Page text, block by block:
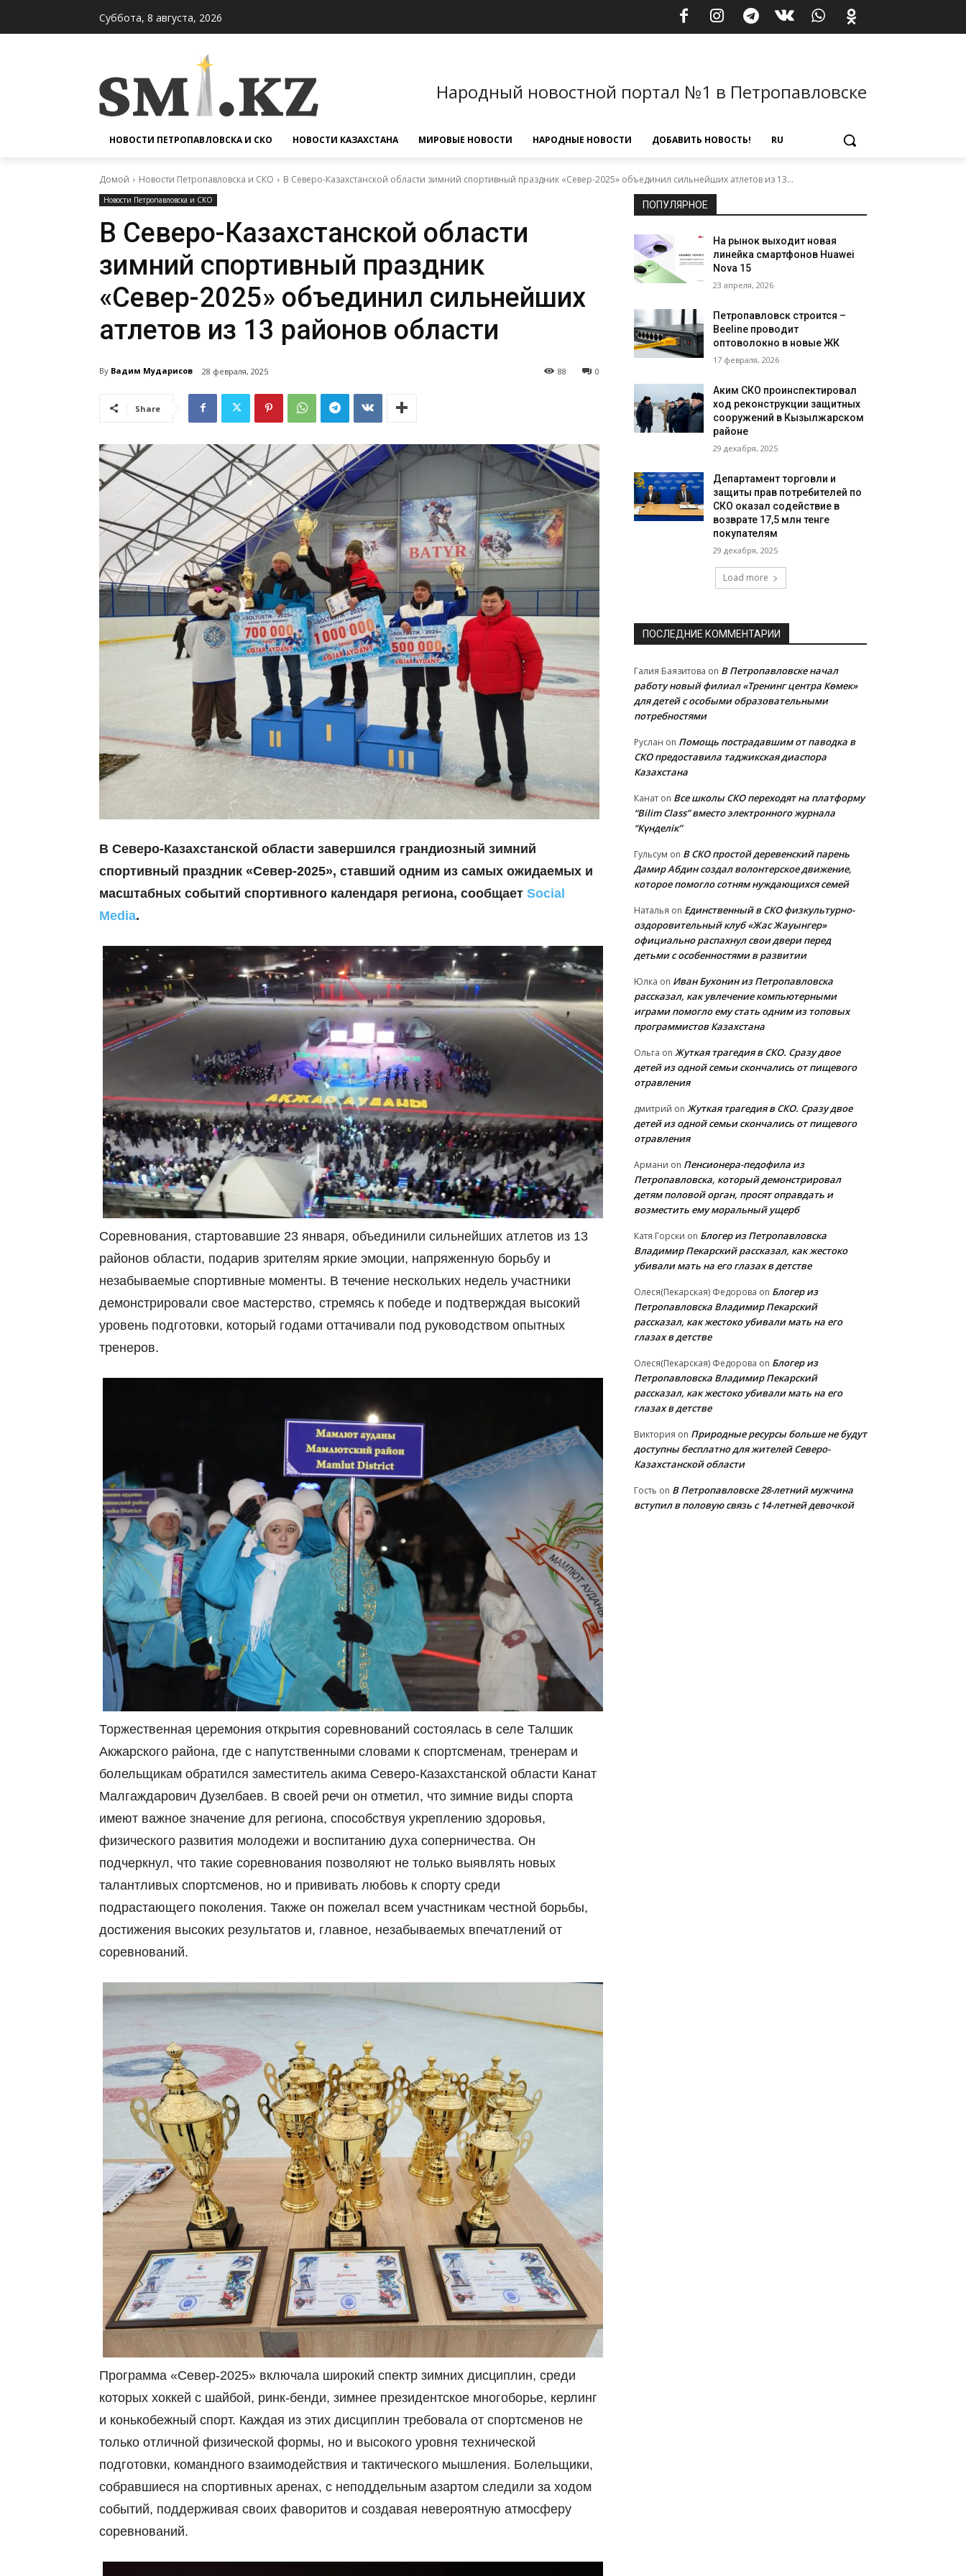
Суббота, 8 августа, 2026
Народный новостной портал №1 в Петропавловске
НОВОСТИ ПЕТРОПАВЛОВСКА И СКО НОВОСТИ КАЗАХСТАНА МИРОВЫЕ НОВОСТИ НАРОДНЫЕ НОВОСТИ ДОБАВИТЬ НОВОСТЬ! RU
Домой Новости Петропавловска и СКО В Северо-Казахстанской области зимний спортивный праздник «Север-2025» объединил сильнейших атлетов из 13...
Новости Петропавловска и СКО
В Северо-Казахстанской области
зимний спортивный праздник
«Север-2025» объединил сильнейших
атлетов из 13 районов области
By Вадим Мударисов 28 февраля, 2025 0
88
Share
В Северо-Казахстанской области завершился грандиозный зимний
спортивный праздник «Север-2025», ставший одним из самых ожидаемых и
масштабных событий спортивного календаря региона, сообщает Social
Media.
Соревнования, стартовавшие 23 января, объединили сильнейших атлетов из 13
районов области, подарив зрителям яркие эмоции, напряженную борьбу и
незабываемые спортивные моменты. В течение нескольких недель участники
демонстрировали свое мастерство, стремясь к победе и подтверждая высокий
уровень подготовки, который годами оттачивали под руководством опытных
тренеров.
Торжественная церемония открытия соревнований состоялась в селе Талшик
Акжарского района, где с напутственными словами к спортсменам, тренерам и
болельщикам обратился заместитель акима Северо-Казахстанской области Канат
Малгаждарович Дузелбаев. В своей речи он отметил, что зимние виды спорта
имеют важное значение для региона, способствуя укреплению здоровья,
физического развития молодежи и воспитанию духа соперничества. Он
подчеркнул, что такие соревнования позволяют не только выявлять новых
талантливых спортсменов, но и прививать любовь к спорту среди
подрастающего поколения. Также он пожелал всем участникам честной борьбы,
достижения высоких результатов и, главное, незабываемых впечатлений от
соревнований.
Программа «Север-2025» включала широкий спектр зимних дисциплин, среди
которых хоккей с шайбой, ринк-бенди, зимнее президентское многоборье, керлинг
и конькобежный спорт. Каждая из этих дисциплин требовала от спортсменов не
только отличной физической формы, но и высокого уровня технической
подготовки, командного взаимодействия и тактического мышления. Болельщики,
собравшиеся на спортивных аренах, с неподдельным азартом следили за ходом
событий, поддерживая своих фаворитов и создавая невероятную атмосферу
соревнований.
ПОПУЛЯРНОЕ
На рынок выходит новая
линейка смартфонов Huawei
Nova 15
23 апреля, 2026
Петропавловск строится –
Beeline проводит
оптоволокно в новые ЖК
17 февраля, 2026
Аким СКО проинспектировал
ход реконструкции защитных
сооружений в Кызылжарском
районе
29 декабря, 2025
Департамент торговли и
защиты прав потребителей по
СКО оказал содействие в
возврате 17,5 млн тенге
покупателям
29 декабря, 2025
Load more
ПОСЛЕДНИЕ КОММЕНТАРИИ
Галия Баязитова on В Петропавловске начал
работу новый филиал «Тренинг центра Көмек»
для детей с особыми образовательными
потребностями
Руслан on Помощь пострадавшим от паводка в
СКО предоставила таджикская диаспора
Казахстана
Канат on Все школы СКО переходят на платформу
“Bilim Class” вместо электронного журнала
“Күнделік”
Гульсум on В СКО простой деревенский парень
Дамир Абдин создал волонтерское движение,
которое помогло сотням нуждающихся семей
Наталья on Единственный в СКО физкультурно-
оздоровительный клуб «Жас Жауынгер»
официально распахнул свои двери перед
детьми с особенностями в развитии
Юлка on Иван Бухонин из Петропавловска
рассказал, как увлечение компьютерными
играми помогло ему стать одним из топовых
программистов Казахстана
Ольга on Жуткая трагедия в СКО. Сразу двое
детей из одной семьи скончались от пищевого
отравления
дмитрий on Жуткая трагедия в СКО. Сразу двое
детей из одной семьи скончались от пищевого
отравления
Армани on Пенсионера-педофила из
Петропавловска, который демонстрировал
детям половой орган, просят оправдать и
возместить ему моральный ущерб
Катя Горски on Блогер из Петропавловска
Владимир Пекарский рассказал, как жестоко
убивали мать на его глазах в детстве
Олеся(Пекарская) Федорова on Блогер из
Петропавловска Владимир Пекарский
рассказал, как жестоко убивали мать на его
глазах в детстве
Олеся(Пекарская) Федорова on Блогер из
Петропавловска Владимир Пекарский
рассказал, как жестоко убивали мать на его
глазах в детстве
Виктория on Природные ресурсы больше не будут
доступны бесплатно для жителей Северо-
Казахстанской области
Гость on В Петропавловске 28-летний мужчина
вступил в половую связь с 14-летней девочкой